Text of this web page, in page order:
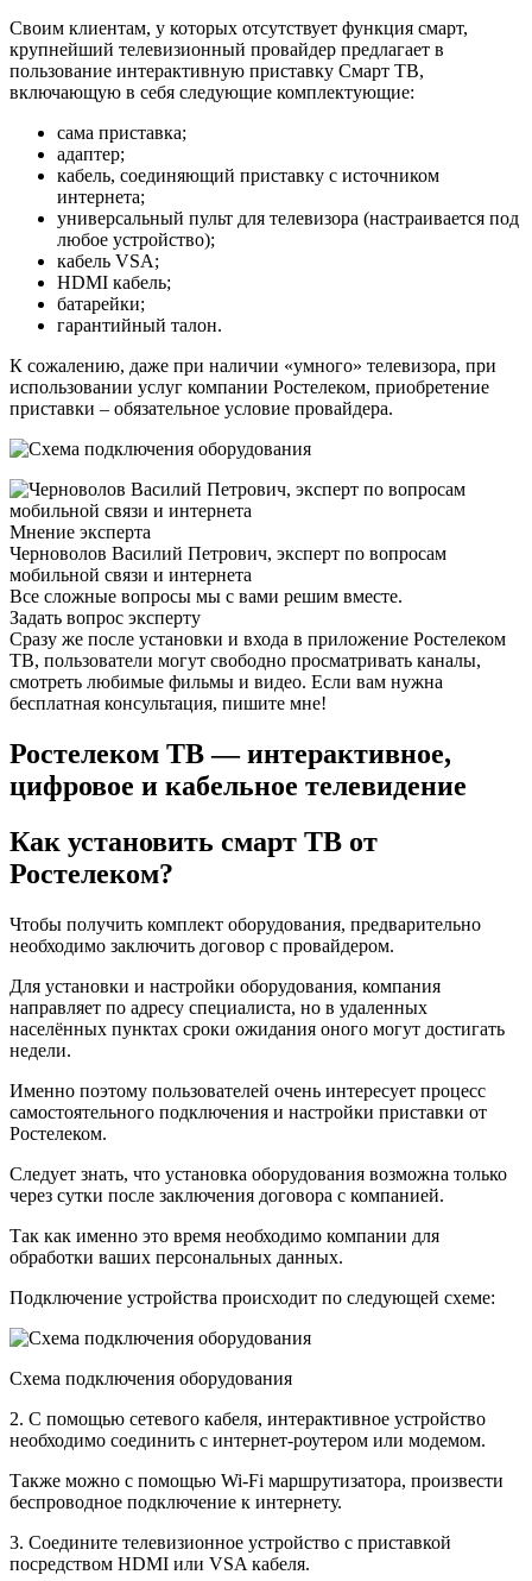
Своим клиентам, у которых отсутствует функция смарт,
крупнейший телевизионный провайдер предлагает в
пользование интерактивную приставку Смарт ТВ,
включающую в себя следующие комплектующие:
сама приставка;
адаптер;
кабель, соединяющий приставку с источником
интернета;
универсальный пульт для телевизора (настраивается под
любое устройство);
кабель VSA;
HDMI кабель;
батарейки;
гарантийный талон.
К сожалению, даже при наличии «умного» телевизора, при
использовании услуг компании Ростелеком, приобретение
приставки – обязательное условие провайдера.
Мнение эксперта
Черноволов Василий Петрович, эксперт по вопросам
мобильной связи и интернета
Все сложные вопросы мы с вами решим вместе.
Задать вопрос эксперту
Сразу же после установки и входа в приложение Ростелеком
ТВ, пользователи могут свободно просматривать каналы,
смотреть любимые фильмы и видео. Если вам нужна
бесплатная консультация, пишите мне!
Ростелеком ТВ — интерактивное,
цифровое и кабельное телевидение
Как установить смарт ТВ от
Ростелеком?
Чтобы получить комплект оборудования, предварительно
необходимо заключить договор с провайдером.
Для установки и настройки оборудования, компания
направляет по адресу специалиста, но в удаленных
населённых пунктах сроки ожидания оного могут достигать
недели.
Именно поэтому пользователей очень интересует процесс
самостоятельного подключения и настройки приставки от
Ростелеком.
Следует знать, что установка оборудования возможна только
через сутки после заключения договора с компанией.
Так как именно это время необходимо компании для
обработки ваших персональных данных.
Подключение устройства происходит по следующей схеме:
Схема подключения оборудования
2. С помощью сетевого кабеля, интерактивное устройство
необходимо соединить с интернет-роутером или модемом.
Также можно с помощью Wi-Fi маршрутизатора, произвести
беспроводное подключение к интернету.
3. Соедините телевизионное устройство с приставкой
посредством HDMI или VSA кабеля.